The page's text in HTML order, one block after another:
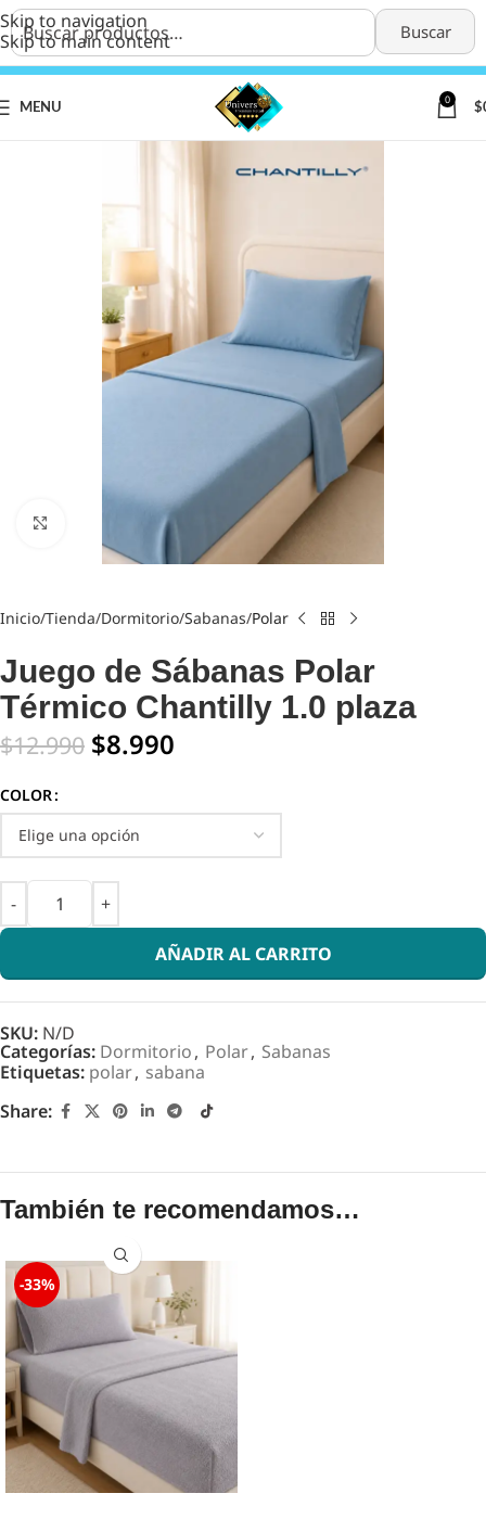
Buscar
Skip to navigation
Skip to main content
MENU
0
$
Click to enlarge
Inicio Tienda Dormitorio Sabanas Polar
Juego de Sábanas Polar
Térmico Chantilly 1.0 plaza
$12.990 $8.990
COLOR
AÑADIR AL CARRITO
SKU: N/D
Categorías: Dormitorio, Polar, Sabanas
Etiquetas: polar, sabana
Share:
También te recomendamos…
-33%